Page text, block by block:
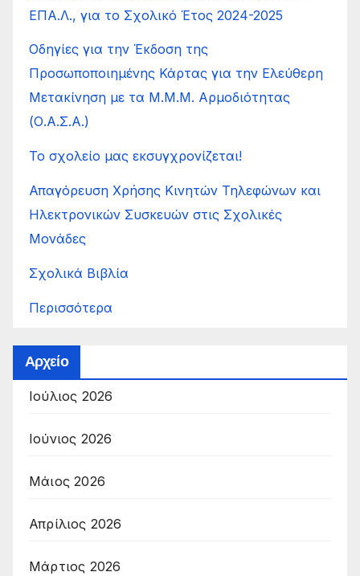
ΕΠΑ.Λ., για το Σχολικό Έτος 2024-2025
Οδηγίες για την Έκδοση της
Προσωποποιημένης Κάρτας για την Ελεύθερη
Μετακίνηση με τα Μ.Μ.Μ. Αρμοδιότητας
(Ο.Α.Σ.Α.)
Το σχολείο μας εκσυγχρονίζεται!
Απαγόρευση Χρήσης Κινητών Τηλεφώνων και
Ηλεκτρονικών Συσκευών στις Σχολικές
Μονάδες
Σχολικά Βιβλία
Περισσότερα
Αρχείο
Ιούλιος 2026
Ιούνιος 2026
Μάιος 2026
Απρίλιος 2026
Μάρτιος 2026